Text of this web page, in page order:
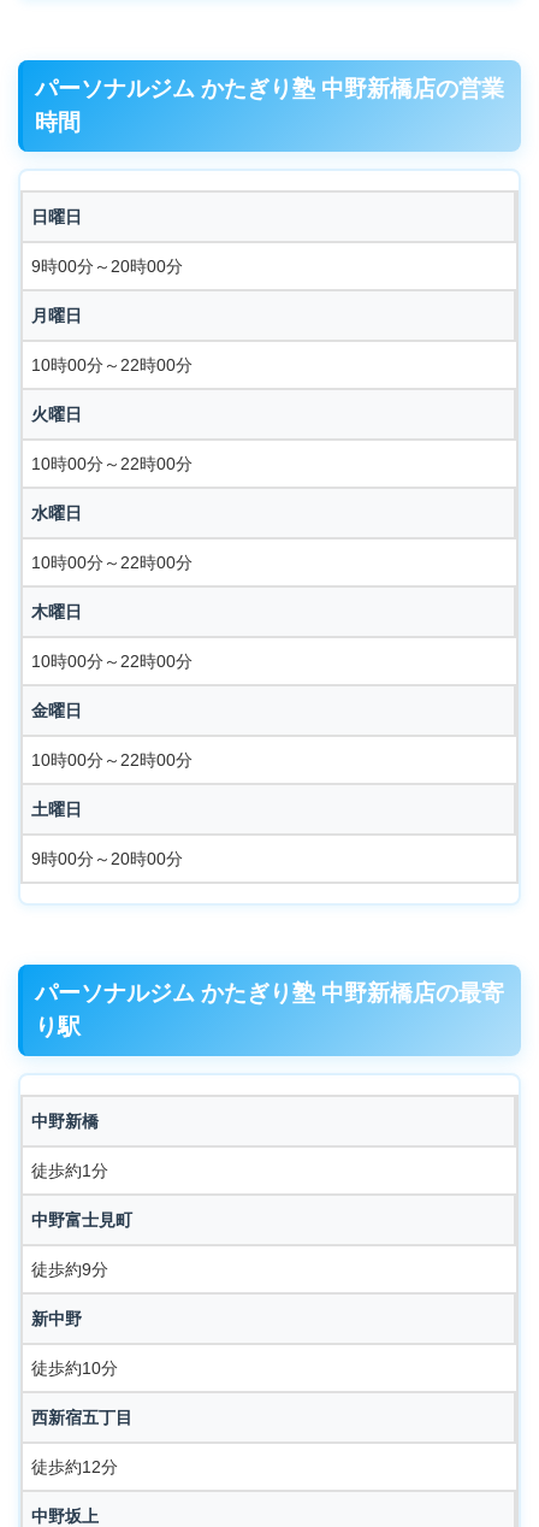
パーソナルジム かたぎり塾 中野新橋店の営業
時間
日曜日
9時00分～20時00分
月曜日
10時00分～22時00分
火曜日
10時00分～22時00分
水曜日
10時00分～22時00分
木曜日
10時00分～22時00分
金曜日
10時00分～22時00分
土曜日
9時00分～20時00分
パーソナルジム かたぎり塾 中野新橋店の最寄
り駅
中野新橋
徒歩約1分
中野富士見町
徒歩約9分
新中野
徒歩約10分
西新宿五丁目
徒歩約12分
中野坂上